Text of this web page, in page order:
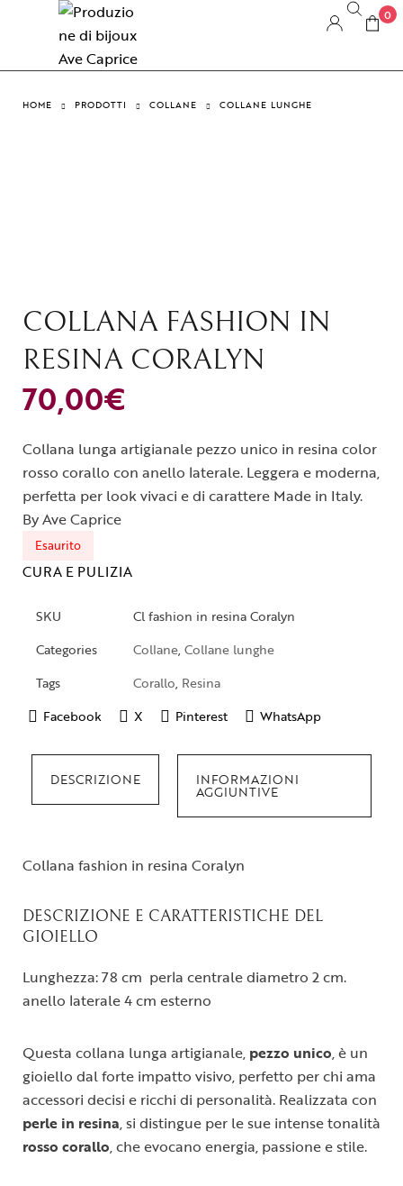
0
HOME PRODOTTI COLLANE COLLANE LUNGHE
COLLANA FASHION IN
RESINA CORALYN
70,00€
Collana lunga artigianale pezzo unico in resina color
rosso corallo con anello laterale. Leggera e moderna,
perfetta per look vivaci e di carattere Made in Italy.
By Ave Caprice
Esaurito
CURA E PULIZIA
SKU
Cl fashion in resina Coralyn
Categories
Collane, Collane lunghe
Tags
Corallo, Resina
Facebook
X Pinterest WhatsApp
DESCRIZIONE INFORMAZIONI
AGGIUNTIVE
Collana fashion in resina Coralyn
DESCRIZIONE E CARATTERISTICHE DEL
GIOIELLO
Lunghezza: 78 cm perla centrale diametro 2 cm.
anello laterale 4 cm esterno
Questa collana lunga artigianale, pezzo unico, è un
gioiello dal forte impatto visivo, perfetto per chi ama
accessori decisi e ricchi di personalità. Realizzata con
perle in resina, si distingue per le sue intense tonalità
rosso corallo, che evocano energia, passione e stile.